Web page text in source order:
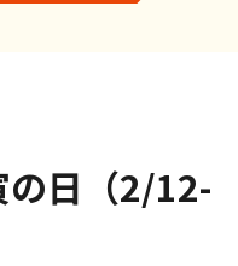
の日（2/12-